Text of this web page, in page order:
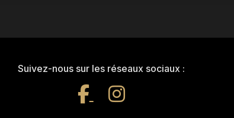
Suivez-nous sur les réseaux sociaux :